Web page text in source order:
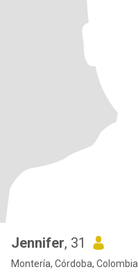
Jennifer, 31
Montería, Córdoba, Colombia